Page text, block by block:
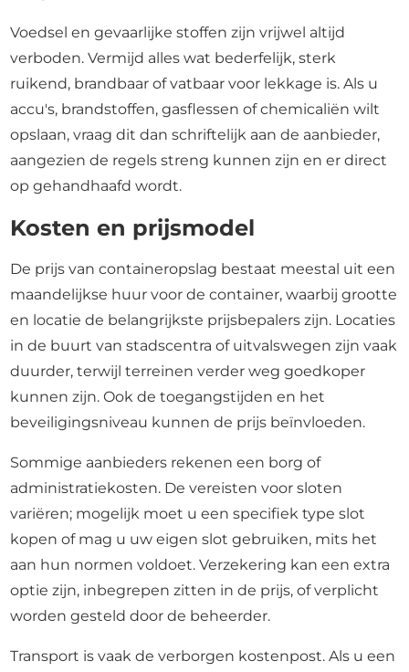
Voedsel en gevaarlijke stoffen zijn vrijwel altijd
verboden. Vermijd alles wat bederfelijk, sterk
ruikend, brandbaar of vatbaar voor lekkage is. Als u
accu's, brandstoffen, gasflessen of chemicaliën wilt
opslaan, vraag dit dan schriftelijk aan de aanbieder,
aangezien de regels streng kunnen zijn en er direct
op gehandhaafd wordt.
Kosten en prijsmodel
De prijs van containeropslag bestaat meestal uit een
maandelijkse huur voor de container, waarbij grootte
en locatie de belangrijkste prijsbepalers zijn. Locaties
in de buurt van stadscentra of uitvalswegen zijn vaak
duurder, terwijl terreinen verder weg goedkoper
kunnen zijn. Ook de toegangstijden en het
beveiligingsniveau kunnen de prijs beïnvloeden.
Sommige aanbieders rekenen een borg of
administratiekosten. De vereisten voor sloten
variëren; mogelijk moet u een specifiek type slot
kopen of mag u uw eigen slot gebruiken, mits het
aan hun normen voldoet. Verzekering kan een extra
optie zijn, inbegrepen zitten in de prijs, of verplicht
worden gesteld door de beheerder.
Transport is vaak de verborgen kostenpost. Als u een